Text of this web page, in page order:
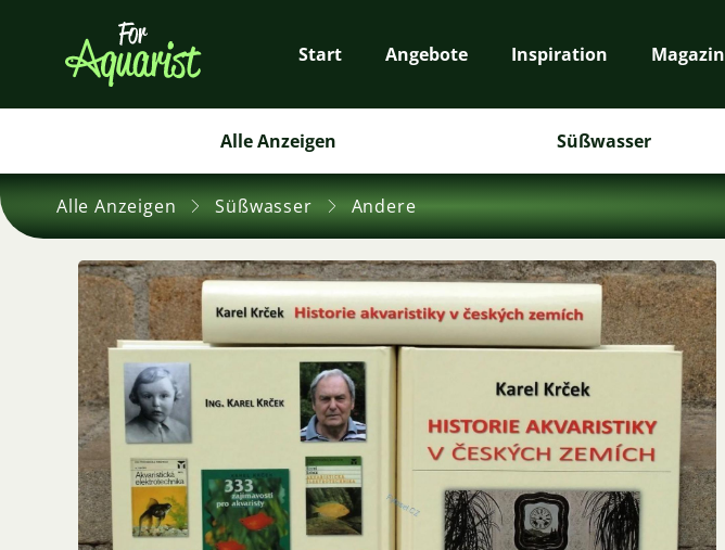
Start Angebote Inspiration Magazin
Alle Anzeigen Süßwasser
Alle Anzeigen Süßwasser Andere